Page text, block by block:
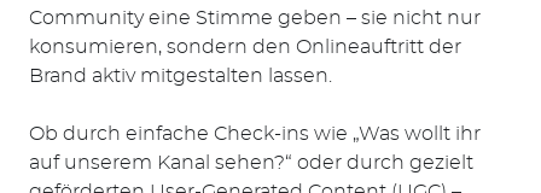
Community eine Stimme geben – sie nicht nur
konsumieren, sondern den Onlineauftritt der
Brand aktiv mitgestalten lassen.
Ob durch einfache Check-ins wie „Was wollt ihr
auf unserem Kanal sehen?“ oder durch gezielt